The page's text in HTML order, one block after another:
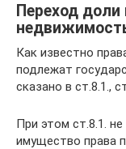
Переход доли
Как известно
подлежат
сказано в ст.8.1.,
При этом ст.8.1.
имущество права